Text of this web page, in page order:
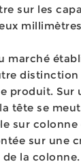
sur les
marché
distinction
produit. Sur
tête se
sur colonne
sur une
la colonne.